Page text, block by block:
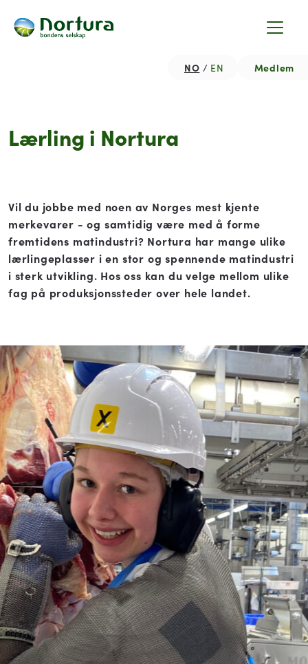
Medlem
NO EN
Lærling i Nortura
Vil du jobbe med noen av Norges mest kjente
merkevarer - og samtidig være med å forme
fremtidens matindustri? Nortura har mange ulike
lærlingeplasser i en stor og spennende matindustri
i sterk utvikling. Hos oss kan du velge mellom ulike
fag på produksjonssteder over hele landet.